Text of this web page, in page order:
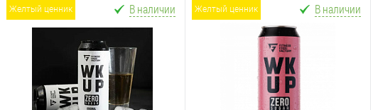
желтый ценник В наличии желтый ценник В наличии